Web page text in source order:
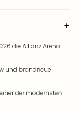
die Allianz Arena
und brandneue
der modernsten